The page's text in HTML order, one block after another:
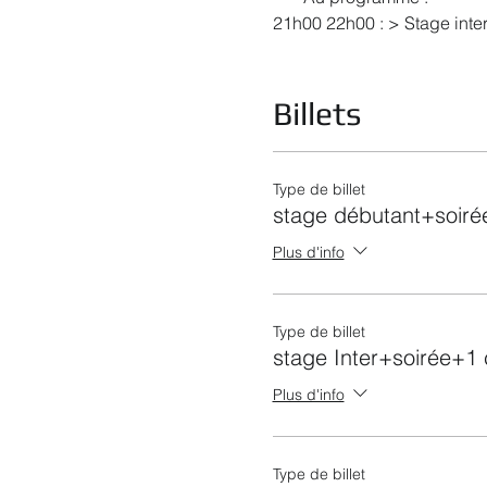
21h00 22h00 : > Stage
(env. 50/50)
sauf 4ème Vendredi : 1
Tarif sur place 1 stage + 1
Billets
Type de billet
stage
Plus d'info
Type de billet
stage Inter+soirée+1
Plus d'info
Type de billet